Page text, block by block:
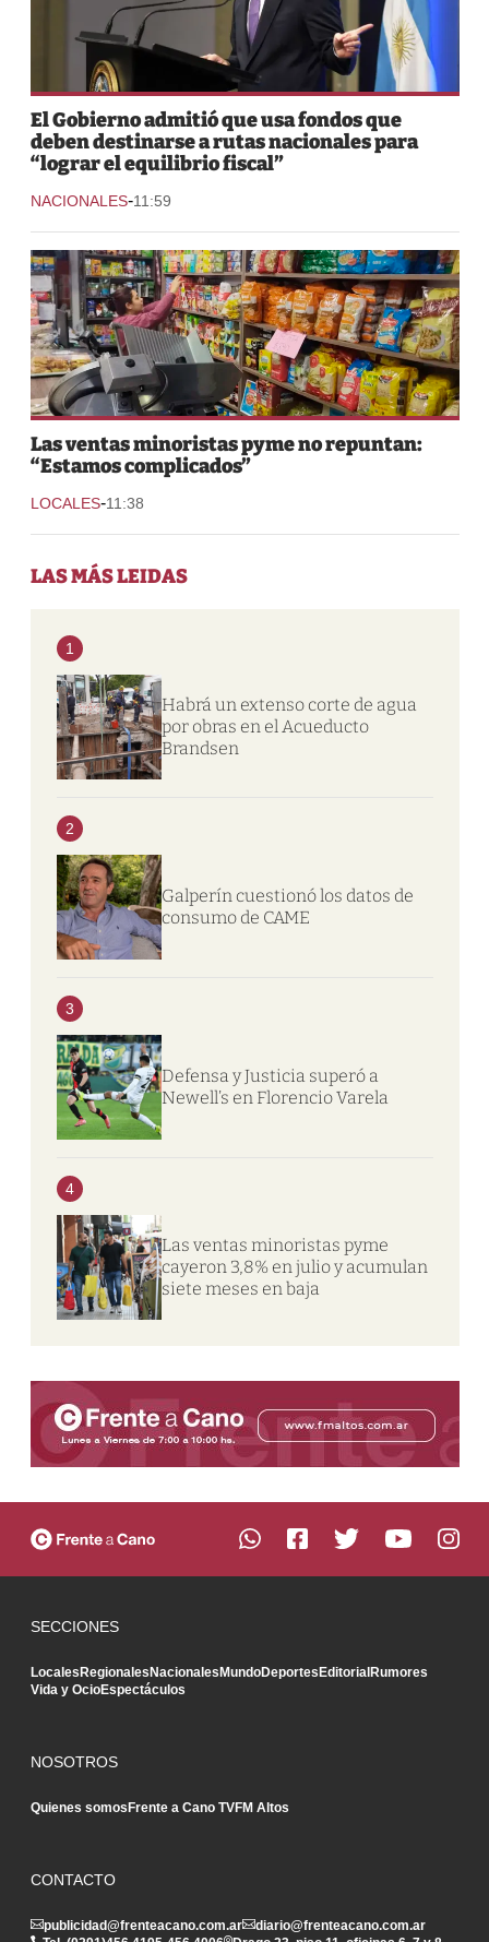
El Gobierno admitió que usa fondos que
deben destinarse a rutas nacionales para
“lograr el equilibrio fiscal”
NACIONALES-11:59
Las ventas minoristas pyme no repuntan:
“Estamos complicados”
LOCALES-11:38
LAS MÁS LEIDAS
1
Habrá un extenso corte de agua
por obras en el Acueducto
Brandsen
2
Galperín cuestionó los datos de
consumo de CAME
3
Defensa y Justicia superó a
Newell’s en Florencio Varela
4
Las ventas minoristas pyme
cayeron 3,8% en julio y acumulan
siete meses en baja
SECCIONES
LocalesRegionalesNacionalesMundoDeportesEditorialRumores
Vida y OcioEspectáculos
NOSOTROS
Quienes somosFrente a Cano TVFM Altos
CONTACTO
publicidad@frenteacano.com.ar
diario@frenteacano.com.ar